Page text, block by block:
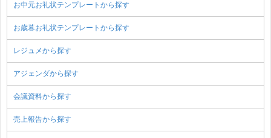
お中元お礼状テンプレートから探す
お歳暮お礼状テンプレートから探す
レジュメから探す
アジェンダから探す
会議資料から探す
売上報告から探す